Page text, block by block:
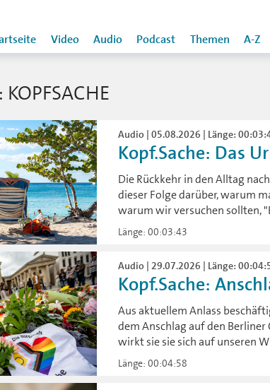
Video Audio Podcast Themen A-Z
Audio | 05.08.2026 | Länge:
Kopf.Sache: Das
Die Rückkehr in den Alltag
dieser Folge darüber, warum
warum wir versuchen sollten,
Länge: 00:03:43
Audio | 29.07.2026 | Länge:
Kopf.Sache:
Aus aktuellem Anlass
dem Anschlag auf den Berliner
wirkt sie sie sich auf unseren
Länge: 00:04:58